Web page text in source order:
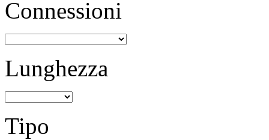
Connessioni
Lunghezza
Tipo